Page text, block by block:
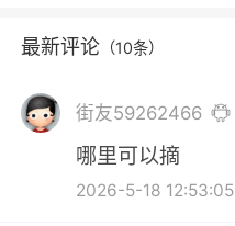
最新评论 （10条）
街友59262466
哪里可以摘
2026-5-18 12:53:05